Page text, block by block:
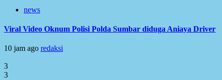
news
Viral Video Oknum Polisi Polda Sumbar diduga Aniaya Driver
10 jam ago redaksi
3
3